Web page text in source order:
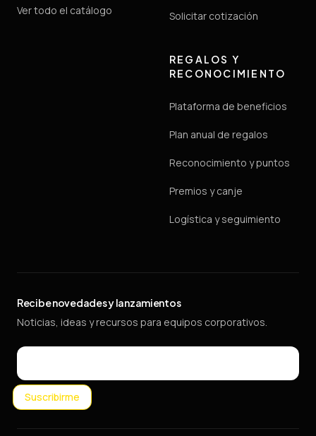
Ver todo el catálogo Solicitar cotización
REGALOS Y
RECONOCIMIENTO
Plataforma de beneficios
Plan anual de regalos
Reconocimiento y puntos
Premios y canje
Logística y seguimiento
Recibe novedades y lanzamientos
Noticias, ideas y recursos para equipos corporativos.
Email
Suscribirme